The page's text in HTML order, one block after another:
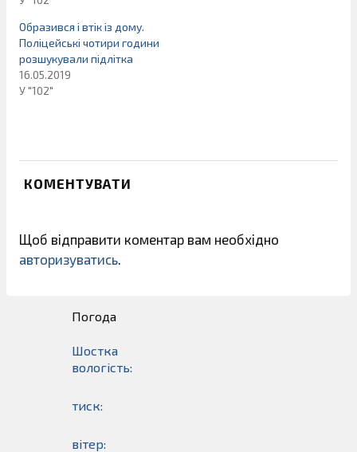
Образився і втік із дому.
Поліцейські чотири години
розшукували підлітка
16.05.2019
У "102"
КОМЕНТУВАТИ
Щоб відправити коментар вам необхідно
авторизуватись.
Погода
Шостка
вологість:
тиск:
вітер: